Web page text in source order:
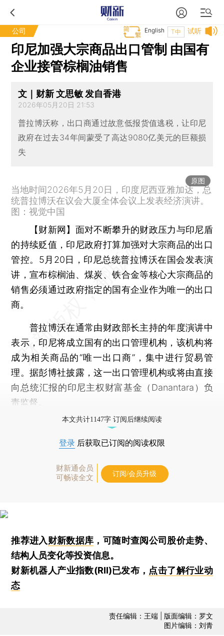
公司 试听
T中
English
印尼加强大宗商品出口管制 由国有
企业接管棕榈油销售
文｜财新 文思敏 发自香港
2026年05月20日 21:53
普拉博沃称，出口商通过故意低报货值逃税，让印尼
政府在过去34年间蒙受了高达9080亿美元的巨额损
失
原图
当地时间2026年5月20日，印度尼西亚雅加达，总
统普拉博沃在议会大厦全体会议上发表经济演讲。
图：视觉中国
【财新网】 面对不断攀升的财政压力与印尼盾
的持续贬值，印尼政府打算加强对大宗商品的出口
管控。5月20日，印尼总统普拉博沃在国会发表演
讲，宣布棕榈油、煤炭、铁合金等核心大宗商品的
销售必须通过政府指定的国有企业作为唯一的出口
商。
普拉博沃在通常由财政部长主持的年度演讲中
表示，印尼将成立国有的出口管理机构，该机构将
成为相关商品的“唯一出口商”，集中进行贸易管
理。据彭博社披露，这一出口管理机构或将由直接
向总统汇报的印尼主权财富基金（Danantara）负
责监督。
本文共计1147字 订阅后继续阅读
登录 后获取已订阅的阅读权限
财新通会员
可畅读全文
订阅/会员升级
推荐进入财新数据库 ，可随时查阅公司股价走势、
结构人员变化等投资信息。
财新机器人产业指数(RII)已发布， 点击了解行业动
态
责任编辑：王端 | 版面编辑：罗文
图片编辑：刘青